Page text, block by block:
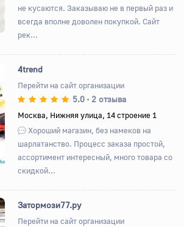
не кусаются. Заказываю не в первый раз и
всегда вполне доволен покупкой. Сайт
рек...
Вперед
4trend
Перейти на сайт организации
5.0 • 2 отзыва
Москва, Нижняя улица, 14 строение 1
Хороший магазин, без намеков на
шарлатанство. Процесс заказа простой,
ассортимент интересный, много товара со
скидкой...
Затормози77.ру
Перейти на сайт организации